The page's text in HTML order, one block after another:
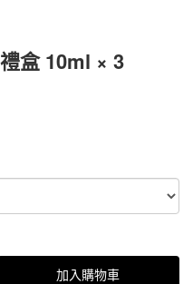
盒 10ml × 3
加入購物車